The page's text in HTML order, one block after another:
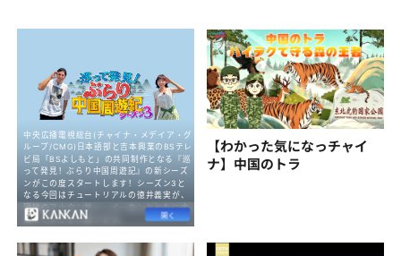
【わかった気になっチャイ
ナ】中国のトラ